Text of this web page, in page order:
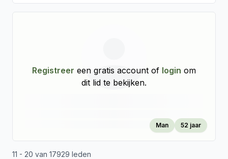
Man 52 jaar
Registreer een gratis account of login om
dit lid te bekijken.
11 - 20 van 17929 leden